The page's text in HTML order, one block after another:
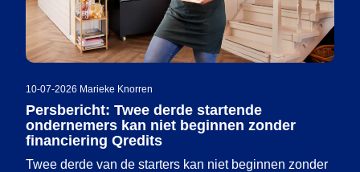
10-07-2026 Marieke Knorren
Persbericht: Twee derde startende
ondernemers kan niet beginnen zonder
financiering Qredits
Twee derde van de starters kan niet beginnen zonder